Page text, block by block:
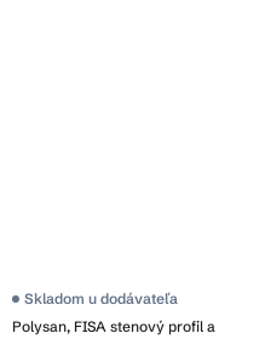
Polysan, FISA stenový profil a
Skladom u dodávateľa